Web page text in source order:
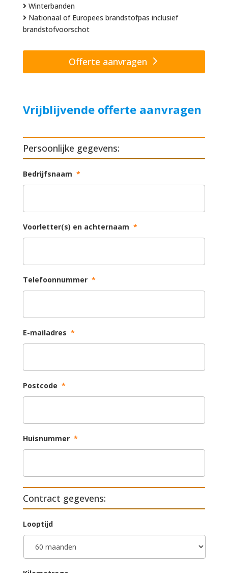
Winterbanden
Nationaal of Europees brandstofpas inclusief
brandstofvoorschot
Offerte aanvragen
Vrijblijvende offerte aanvragen
Persoonlijke gegevens:
Bedrijfsnaam *
Voorletter(s) en achternaam *
Telefoonnummer *
E-mailadres *
Postcode *
Huisnummer *
Contract gegevens:
Looptijd